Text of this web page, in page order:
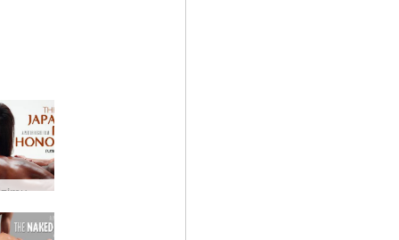
Japānas dzimumlocekļa godināšanas māksla